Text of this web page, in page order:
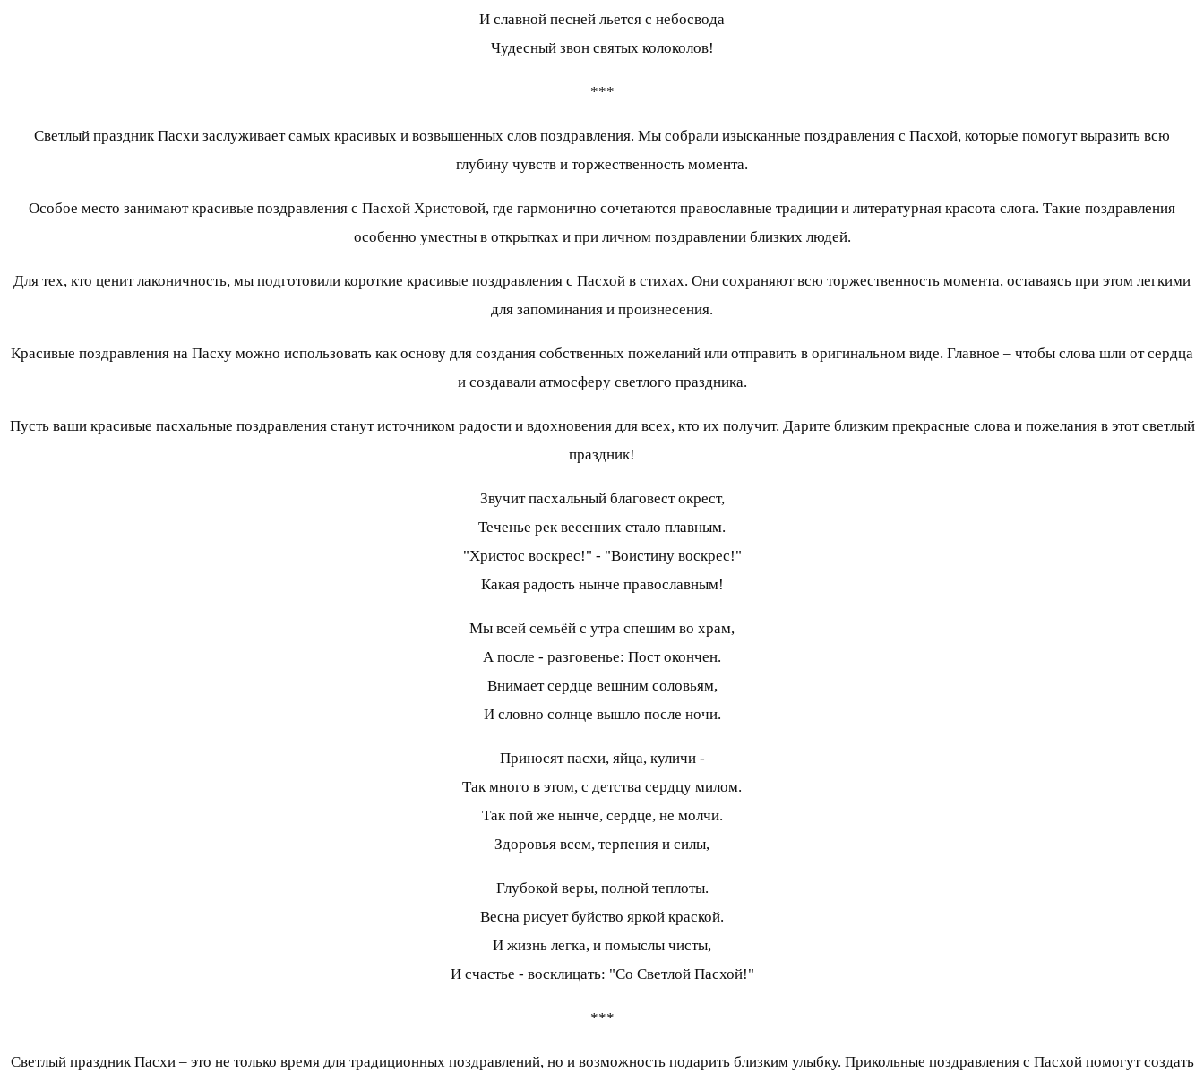
И славной песней льется с небосвода
Чудесный звон святых колоколов!
***
Светлый праздник Пасхи заслуживает самых красивых и возвышенных слов поздравления. Мы собрали изысканные поздравления с Пасхой, которые помогут выразить всю
глубину чувств и торжественность момента.
Особое место занимают красивые поздравления с Пасхой Христовой, где гармонично сочетаются православные традиции и литературная красота слога. Такие поздравления
особенно уместны в открытках и при личном поздравлении близких людей.
Для тех, кто ценит лаконичность, мы подготовили короткие красивые поздравления с Пасхой в стихах. Они сохраняют всю торжественность момента, оставаясь при этом легкими
для запоминания и произнесения.
Красивые поздравления на Пасху можно использовать как основу для создания собственных пожеланий или отправить в оригинальном виде. Главное – чтобы слова шли от сердца
и создавали атмосферу светлого праздника.
Пусть ваши красивые пасхальные поздравления станут источником радости и вдохновения для всех, кто их получит. Дарите близким прекрасные слова и пожелания в этот светлый
праздник!
Звучит пасхальный благовест окрест,
Теченье рек весенних стало плавным.
"Христос воскрес!" - "Воистину воскрес!"
Какая радость нынче православным!
Мы всей семьёй с утра спешим во храм,
А после - разговенье: Пост окончен.
Внимает сердце вешним соловьям,
И словно солнце вышло после ночи.
Приносят пасхи, яйца, куличи -
Так много в этом, с детства сердцу милом.
Так пой же нынче, сердце, не молчи.
Здоровья всем, терпения и силы,
Глубокой веры, полной теплоты.
Весна рисует буйство яркой краской.
И жизнь легка, и помыслы чисты,
И счастье - восклицать: "Со Светлой Пасхой!"
***
Светлый праздник Пасхи – это не только время для традиционных поздравлений, но и возможность подарить близким улыбку. Прикольные поздравления с Пасхой помогут создать